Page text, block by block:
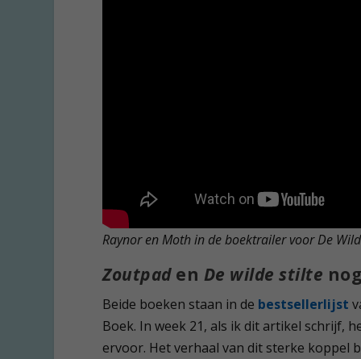
Raynor en Moth in de boektrailer voor De
Zoutpaden De wilde stilte
Beide boeken staan in de bestsellerlijst
Boek. In week 21, als ik dit artikel schrijf,
ervoor. Het verhaal van dit sterke koppel